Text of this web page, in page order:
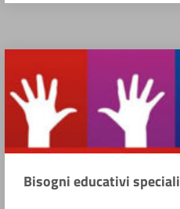
Bisogni educativi speciali